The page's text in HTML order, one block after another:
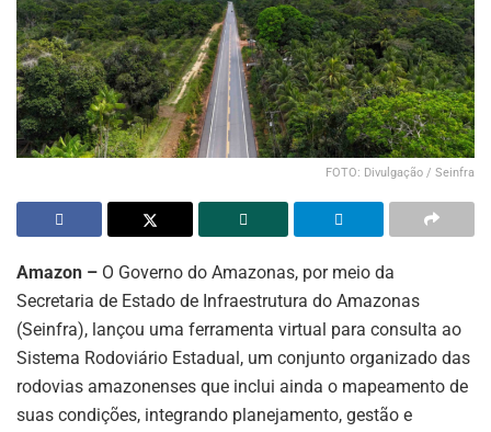
FOTO: Divulgação / Seinfra
Amazon – O Governo do Amazonas, por meio da
Secretaria de Estado de Infraestrutura do Amazonas
(Seinfra), lançou uma ferramenta virtual para consulta ao
Sistema Rodoviário Estadual, um conjunto organizado das
rodovias amazonenses que inclui ainda o mapeamento de
suas condições, integrando planejamento, gestão e